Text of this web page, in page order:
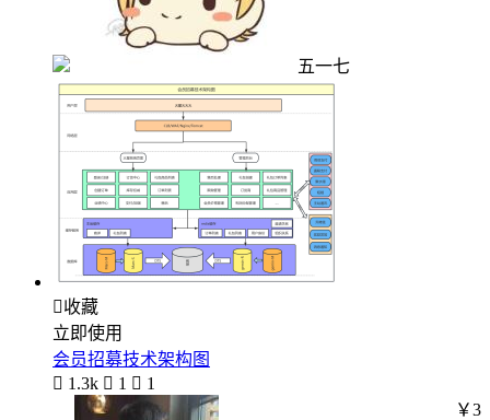
五一七
收藏
立即使用
会员招募技术架构图
 1.3k  1  1
￥3